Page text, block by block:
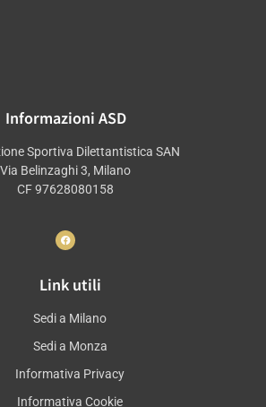
Informazioni ASD
Sportiva Dilettantistica SAN
Via Belinzaghi 3, Milano
CF 97628080158
Link utili
Sedi a Milano
Sedi a Monza
Informativa Privacy
Informativa Cookie